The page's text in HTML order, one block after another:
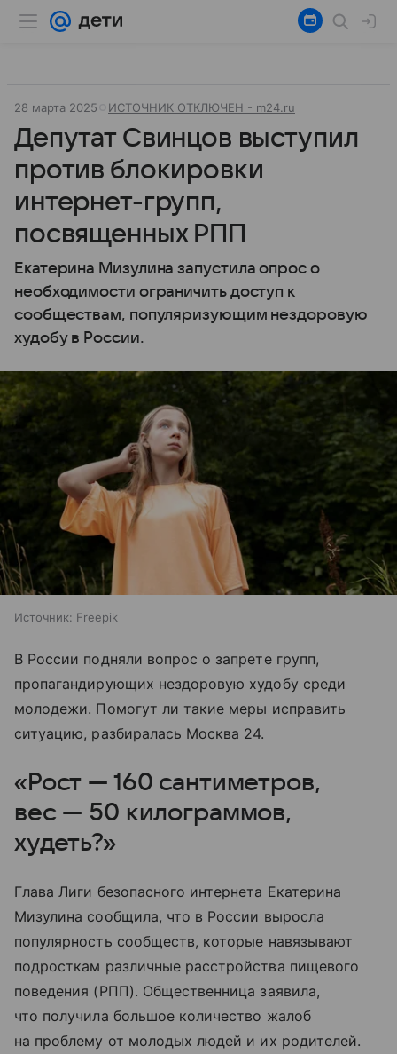
28 марта 2025 ИСТОЧНИК ОТКЛЮЧЕН - m24.ru
Депутат Свинцов выступил
против блокировки
интернет-групп,
посвященных РПП
Екатерина Мизулина запустила опрос о
необходимости ограничить доступ к
сообществам, популяризующим нездоровую
худобу в России.
Источник: Freepik
В России подняли вопрос о запрете групп,
пропагандирующих нездоровую худобу среди
молодежи. Помогут ли такие меры исправить
ситуацию, разбиралась Москва 24.
«Рост — 160 сантиметров,
вес — 50 килограммов,
худеть?»
Глава Лиги безопасного интернета Екатерина
Мизулина сообщила, что в России выросла
популярность сообществ, которые навязывают
подросткам различные расстройства пищевого
поведения (РПП). Общественница заявила,
что получила большое количество жалоб
на проблему от молодых людей и их родителей.